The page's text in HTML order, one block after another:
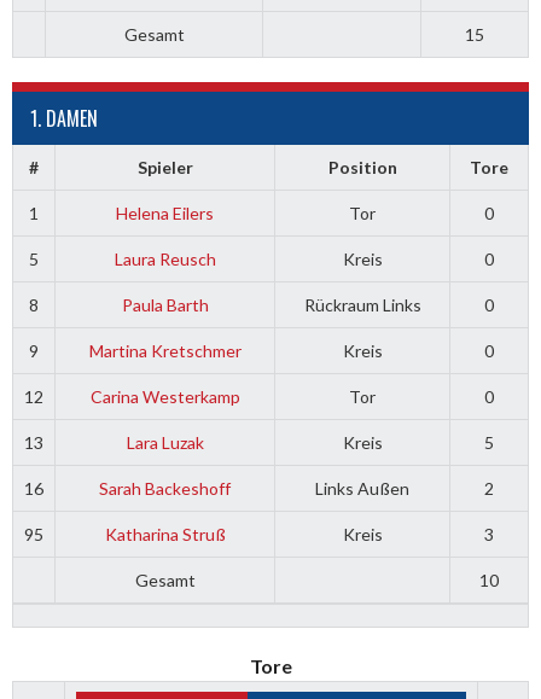
Gesamt 15
1. DAMEN
# Spieler Position Tore
1 Helena Eilers Tor 0
5 Laura Reusch Kreis 0
8 Paula Barth Rückraum Links 0
9 Martina Kretschmer Kreis 0
12 Carina Westerkamp Tor 0
13 Lara Luzak Kreis 5
16 Sarah Backeshoff Links Außen 2
95 Katharina Struß Kreis 3
Gesamt 10
Tore